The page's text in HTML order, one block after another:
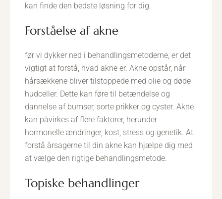
kan finde den bedste løsning for dig.
forståelse af akne
før vi dykker ned i behandlingsmetoderne, er det
vigtigt at forstå, hvad akne er. Akne opstår, når
hårsækkene bliver tilstoppede med olie og døde
hudceller. Dette kan føre til betændelse og
dannelse af bumser, sorte prikker og cyster. Akne
kan påvirkes af flere faktorer, herunder
hormonelle ændringer, kost, stress og genetik. At
forstå årsagerne til din akne kan hjælpe dig med
at vælge den rigtige behandlingsmetode.
topiske behandlinger